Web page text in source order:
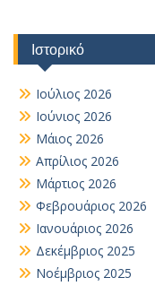
Ιστορικό
Ιούλιος 2026
Ιούνιος 2026
Μάιος 2026
Απρίλιος 2026
Μάρτιος 2026
Φεβρουάριος 2026
Ιανουάριος 2026
Δεκέμβριος 2025
Νοέμβριος 2025